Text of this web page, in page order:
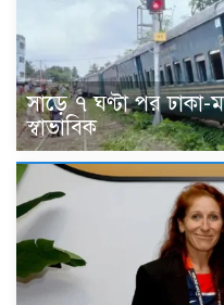
সাড়ে ৭ ঘণ্টা পর ঢাকা-
স্বাভাবিক